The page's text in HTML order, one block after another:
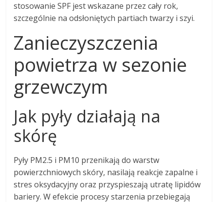
stosowanie SPF jest wskazane przez cały rok,
szczególnie na odsłoniętych partiach twarzy i szyi.
Zanieczyszczenia
powietrza w sezonie
grzewczym
Jak pyły działają na
skórę
Pyły PM2.5 i PM10 przenikają do warstw
powierzchniowych skóry, nasilają reakcje zapalne i
stres oksydacyjny oraz przyspieszają utratę lipidów
bariery. W efekcie procesy starzenia przebiegają